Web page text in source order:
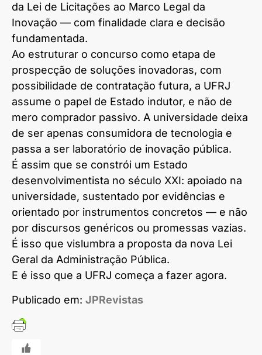
da Lei de Licitações ao Marco Legal da
Inovação — com finalidade clara e decisão
fundamentada.
Ao estruturar o concurso como etapa de
prospecção de soluções inovadoras, com
possibilidade de contratação futura, a UFRJ
assume o papel de Estado indutor, e não de
mero comprador passivo. A universidade deixa
de ser apenas consumidora de tecnologia e
passa a ser laboratório de inovação pública.
É assim que se constrói um Estado
desenvolvimentista no século XXI: apoiado na
universidade, sustentado por evidências e
orientado por instrumentos concretos — e não
por discursos genéricos ou promessas vazias.
É isso que vislumbra a proposta da nova Lei
Geral da Administração Pública.
E é isso que a UFRJ começa a fazer agora.
Publicado em: JPRevistas